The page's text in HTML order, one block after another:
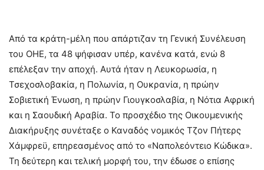
Από τα κράτη-μέλη που απάρτιζαν τη Γενική Συνέλευση
του ΟΗΕ, τα 48 ψήφισαν υπέρ, κανένα κατά, ενώ 8
επέλεξαν την αποχή. Αυτά ήταν η Λευκορωσία, η
Τσεχοσλοβακία, η Πολωνία, η Ουκρανία, η πρώην
Σοβιετική Ένωση, η πρώην Γιουγκοσλαβία, η Νότια Αφρική
και η Σαουδική Αραβία. Το προσχέδιο της Οικουμενικής
Διακήρυξης συνέταξε ο Καναδός νομικός Τζον Πήτερς
Χάμφρεϋ, επηρεασμένος από το «Ναπολεόντειο Κώδικα».
Τη δεύτερη και τελική μορφή του, την έδωσε ο επίσης